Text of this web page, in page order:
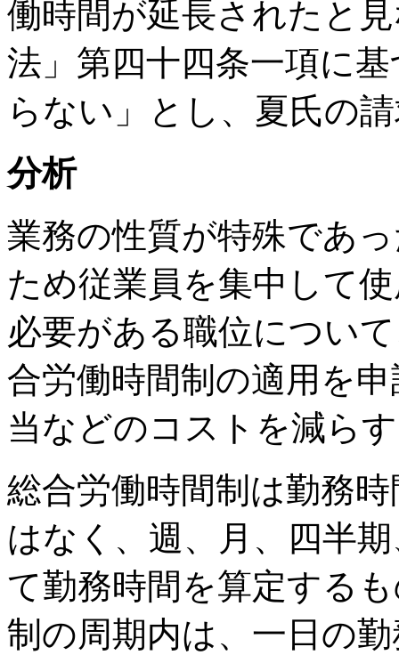
働時間が延長されたと
法」第四十四条一項に
らない」とし、夏氏の
分析
業務の性質が特殊であ
ため従業員を集中して
必要がある職位につい
合労働時間制の適用を
当などのコストを減ら
総合労働時間制は勤務
はなく、週、月、四半
て勤務時間を算定する
制の周期内は、一日の